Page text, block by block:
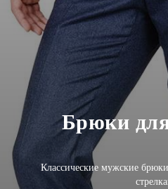
Брюки
Классические мужские